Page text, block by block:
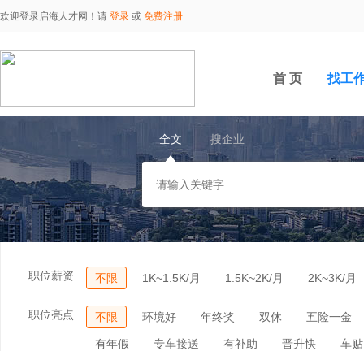
欢迎登录启海人才网！请 登录 或 免费注册
首 页 找工
全文 搜企业
职位薪资 不限 1K~1.5K/月 1.5K~2K/月 2K~3K/月
职位亮点 不限 环境好 年终奖 双休 五险一金
有年假 专车接送 有补助 晋升快 车贴